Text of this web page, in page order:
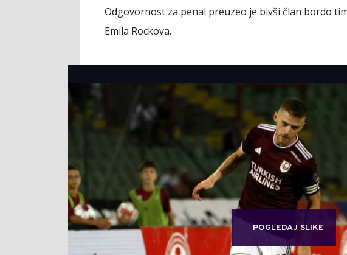
Odgovornost za penal preuzeo je bivši član bordo
Emila Rockova.
POGLEDAJ SLIKE